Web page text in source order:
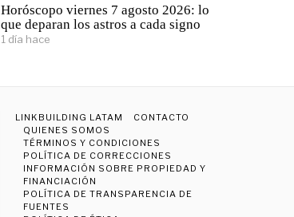
Horóscopo viernes 7 agosto 2026: lo
que deparan los astros a cada signo
1 día hace
LINKBUILDING LATAM
CONTACTO
QUIENES SOMOS
TÉRMINOS Y CONDICIONES
POLÍTICA DE CORRECCIONES
INFORMACIÓN SOBRE PROPIEDAD Y
FINANCIACIÓN
POLÍTICA DE TRANSPARENCIA DE
FUENTES